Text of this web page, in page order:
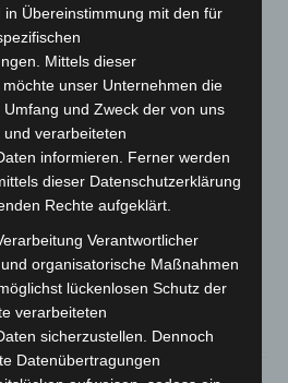
BBK und der
Vom 13.09.2023 bis
in vier deutschen
„Held:innen von
im Porträt“ der breiten
Interessierte können sich die
Koblenz und Kiel ansehen. Die
werden die Fotografinnen
Monaten auf dem
und auch bei den
Übereinstimmung mit den für
Mittels dieser
unser Unternehmen die
und Zweck der von uns
verarbeiteten
informieren. Ferner werden
dieser Datenschutzerklärung
Rechte aufgeklärt.
Verantwortlicher
organisatorische Maßnahmen
lückenlosen Schutz der
verarbeiteten
sicherzustellen. Dennoch
Datenübertragungen